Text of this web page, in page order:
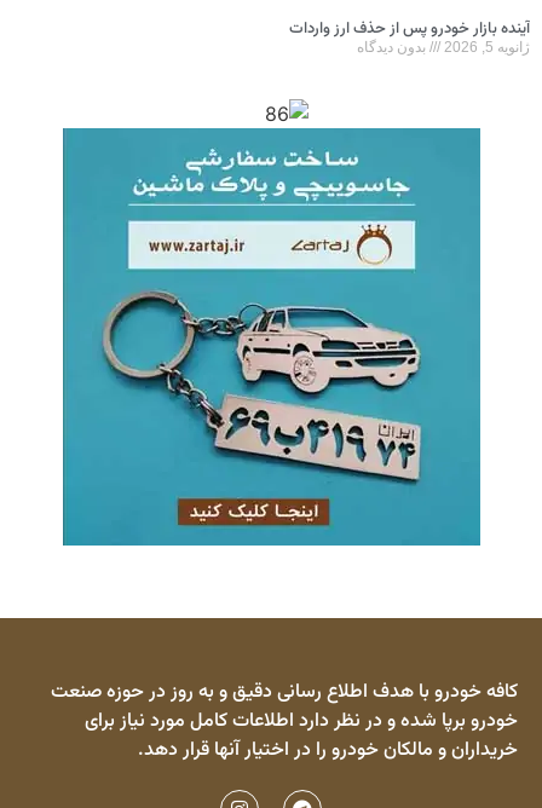
آینده بازار خودرو پس از حذف ارز واردات
ژانویه 5, 2026 بدون دیدگاه
کافه خودرو با هدف اطلاع رسانی دقیق و به روز در حوزه صنعت
خودرو برپا شده و در نظر دارد اطلاعات کامل مورد نیاز برای
خریداران و مالکان خودرو را در اختیار آنها قرار دهد.